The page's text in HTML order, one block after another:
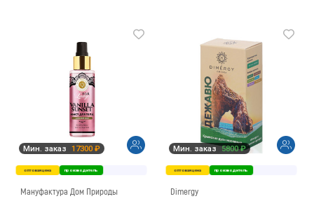
Мин. заказ 17300 ₽
оптовая цена производитель
Мануфактура Дом Природы
Мин. заказ 5800 ₽
оптовая цена производитель
Dimergy